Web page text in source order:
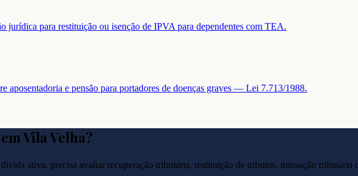
jurídica para restituição ou isenção de IPVA para dependentes com TEA.
aposentadoria e pensão para portadores de doenças graves — Lei 7.713/1988.
Vila Velha?
ativa, precisa avaliar recuperação tributária, restituição de tributos, transação tributária